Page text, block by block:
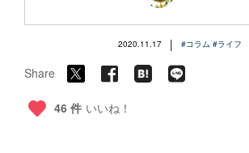
2020.11.17 | #コラム #ライフ
Share
46 件 いいね！